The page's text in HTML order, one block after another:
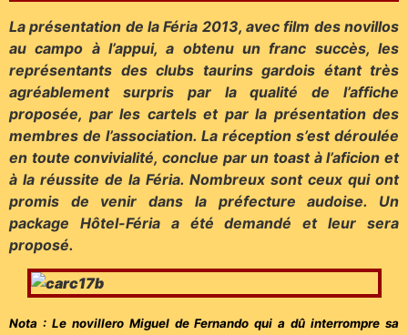
La présentation de la Féria 2013, avec film des novillos
au campo à l’appui, a obtenu un franc succès, les
représentants des clubs taurins gardois étant très
agréablement surpris par la qualité de l’affiche
proposée, par les cartels et par la présentation des
membres de l’association. La réception s’est déroulée
en toute convivialité, conclue par un toast à l’aficion et
à la réussite de la Féria. Nombreux sont ceux qui ont
promis de venir dans la préfecture audoise. Un
package Hôtel-Féria a été demandé et leur sera
proposé.
Nota : Le novillero Miguel de Fernando qui a dû interrompre sa